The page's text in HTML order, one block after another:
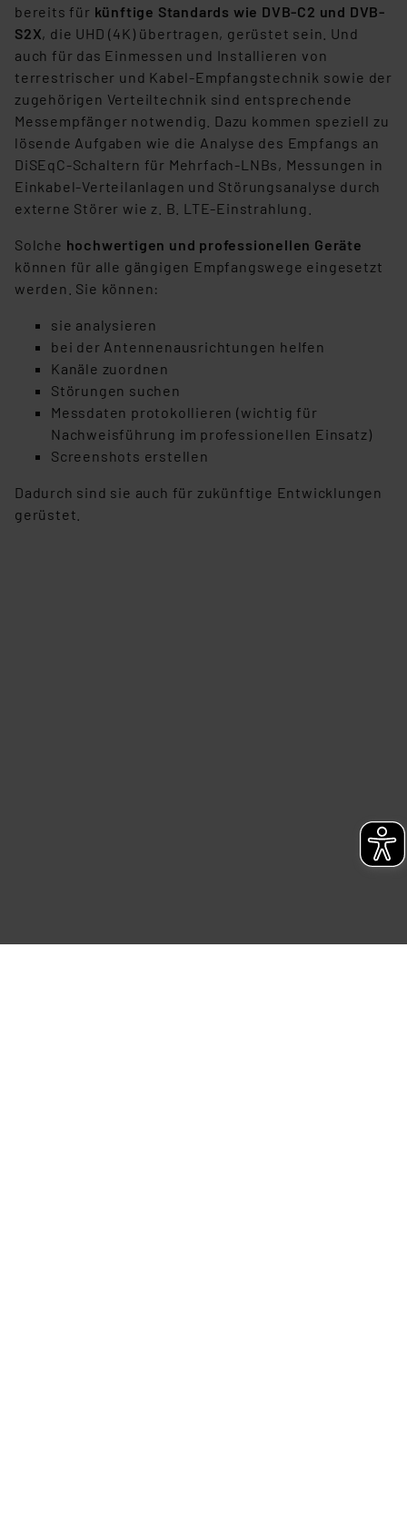
bereits für künftige Standards wie DVB-C2 und DVB-
S2X, die UHD (4K) übertragen, gerüstet sein. Und
auch für das Einmessen und Installieren von
terrestrischer und Kabel-Empfangstechnik sowie der
zugehörigen Verteiltechnik sind entsprechende
Messempfänger notwendig. Dazu kommen speziell zu
lösende Aufgaben wie die Analyse des Empfangs an
DiSEqC-Schaltern für Mehrfach-LNBs, Messungen in
Einkabel-Verteilanlagen und Störungsanalyse durch
externe Störer wie z. B. LTE-Einstrahlung.
Solche hochwertigen und professionellen Geräte
können für alle gängigen Empfangswege eingesetzt
werden. Sie können:
sie analysieren
bei der Antennenausrichtungen helfen
Kanäle zuordnen
Störungen suchen
Messdaten protokollieren (wichtig für
Nachweisführung im professionellen Einsatz)
Screenshots erstellen
Dadurch sind sie auch für zukünftige Entwicklungen
gerüstet.